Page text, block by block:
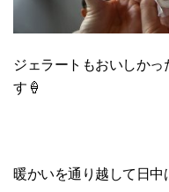
ジェラートもおいしか
す🍦
暖かいを通り越して日中